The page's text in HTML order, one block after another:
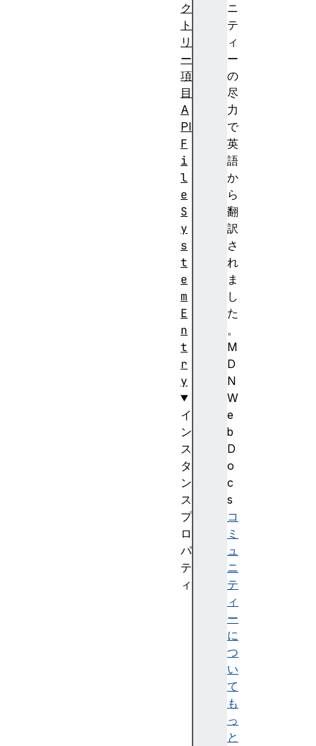
ニ
テ
ィ
ー
の
尽
力
で
英
語
か
ら
翻
訳
さ
れ
ま
し
た
。
M
D
N
W
e
b
D
o
c
s
コ
ミ
ュ
ニ
テ
ィ
ー
に
つ
い
て
も
っ
と
ク
ト
リ
ー
項
目
A
PI
F
i
l
e
S
y
s
t
e
m
E
n
t
r
y
イ
ン
ス
タ
ン
ス
プ
ロ
パ
テ
ィ